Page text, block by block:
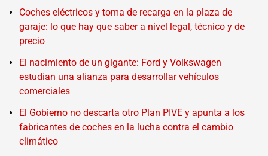
Coches eléctricos y toma de recarga en la plaza de
garaje: lo que hay que saber a nivel legal, técnico y de
precio
El nacimiento de un gigante: Ford y Volkswagen
estudian una alianza para desarrollar vehículos
comerciales
El Gobierno no descarta otro Plan PIVE y apunta a los
fabricantes de coches en la lucha contra el cambio
climático